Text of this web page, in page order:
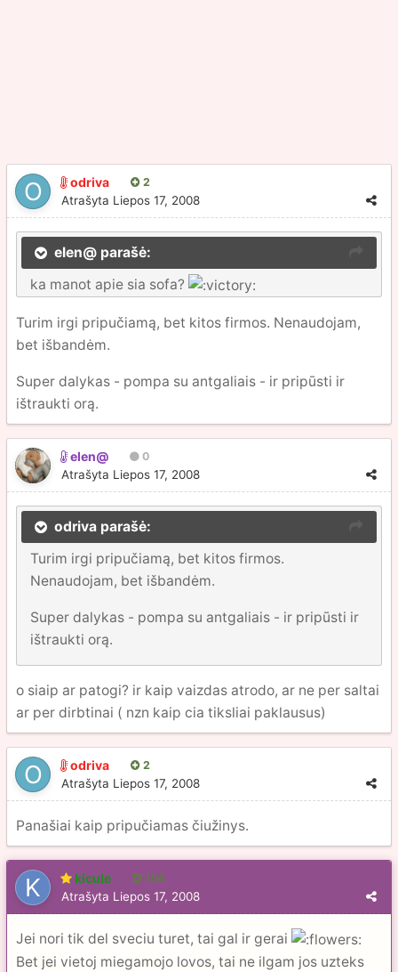
odriva 2
Atrašyta Liepos 17, 2008
elen@ parašė:
ka manot apie sia sofa?
Turim irgi pripučiamą, bet kitos firmos. Nenaudojam,
bet išbandėm.
Super dalykas - pompa su antgaliais - ir pripūsti ir
ištraukti orą.
elen@ 0
Atrašyta Liepos 17, 2008
odriva parašė:
Turim irgi pripučiamą, bet kitos firmos.
Nenaudojam, bet išbandėm.
Super dalykas - pompa su antgaliais - ir pripūsti ir
ištraukti orą.
o siaip ar patogi? ir kaip vaizdas atrodo, ar ne per saltai
ar per dirbtinai ( nzn kaip cia tiksliai paklausus)
odriva 2
Atrašyta Liepos 17, 2008
Panašiai kaip pripučiamas čiužinys.
kicule 104
Atrašyta Liepos 17, 2008
Jei nori tik del sveciu turet, tai gal ir gerai
Bet jei vietoj miegamojo lovos, tai ne ilgam jos uzteks